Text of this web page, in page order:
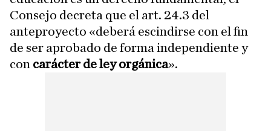
Consejo decreta que el art. 24.3 del
anteproyecto «deberá escindirse con el fin
de ser aprobado de forma independiente y
con carácter de ley orgánica».